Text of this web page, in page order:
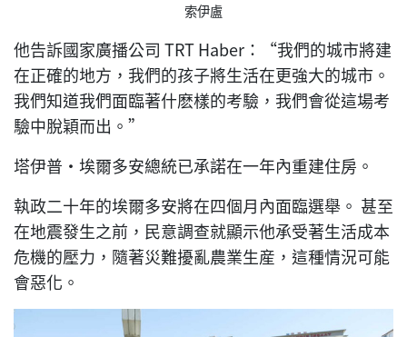
索伊盧
他告訴國家廣播公司 TRT Haber：“我們的城市將建
在正確的地方，我們的孩子將生活在更強大的城市。
我們知道我們面臨著什麽樣的考驗，我們會從這場考
驗中脫穎而出。”
塔伊普·埃爾多安總統已承諾在一年內重建住房。
執政二十年的埃爾多安將在四個月內面臨選舉。 甚至
在地震發生之前，民意調查就顯示他承受著生活成本
危機的壓力，隨著災難擾亂農業生産，這種情況可能
會惡化。